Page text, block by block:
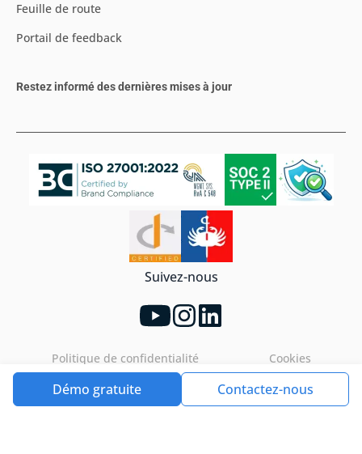
Démo gratuite Contactez-nous
Feuille de route
Portail de feedback
Restez informé des dernières mises à jour
Suivez-nous
Politique de confidentialité Cookies
Tools4ever©2026. All rights reserved.